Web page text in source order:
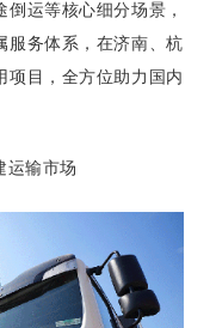
运等核心细分场景，
服务体系，在济南、杭
项目，全方位助力国内
输市场